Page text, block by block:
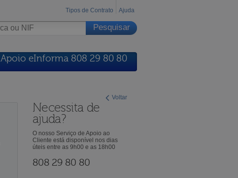
Tipos de Contrato Ajuda
Apoio eInforma 808 29 80 80
Voltar
Necessita de
ajuda?
O nosso Serviço de Apoio ao
Cliente está disponível nos dias
úteis entre as 9h00 e as 18h00
808 29 80 80